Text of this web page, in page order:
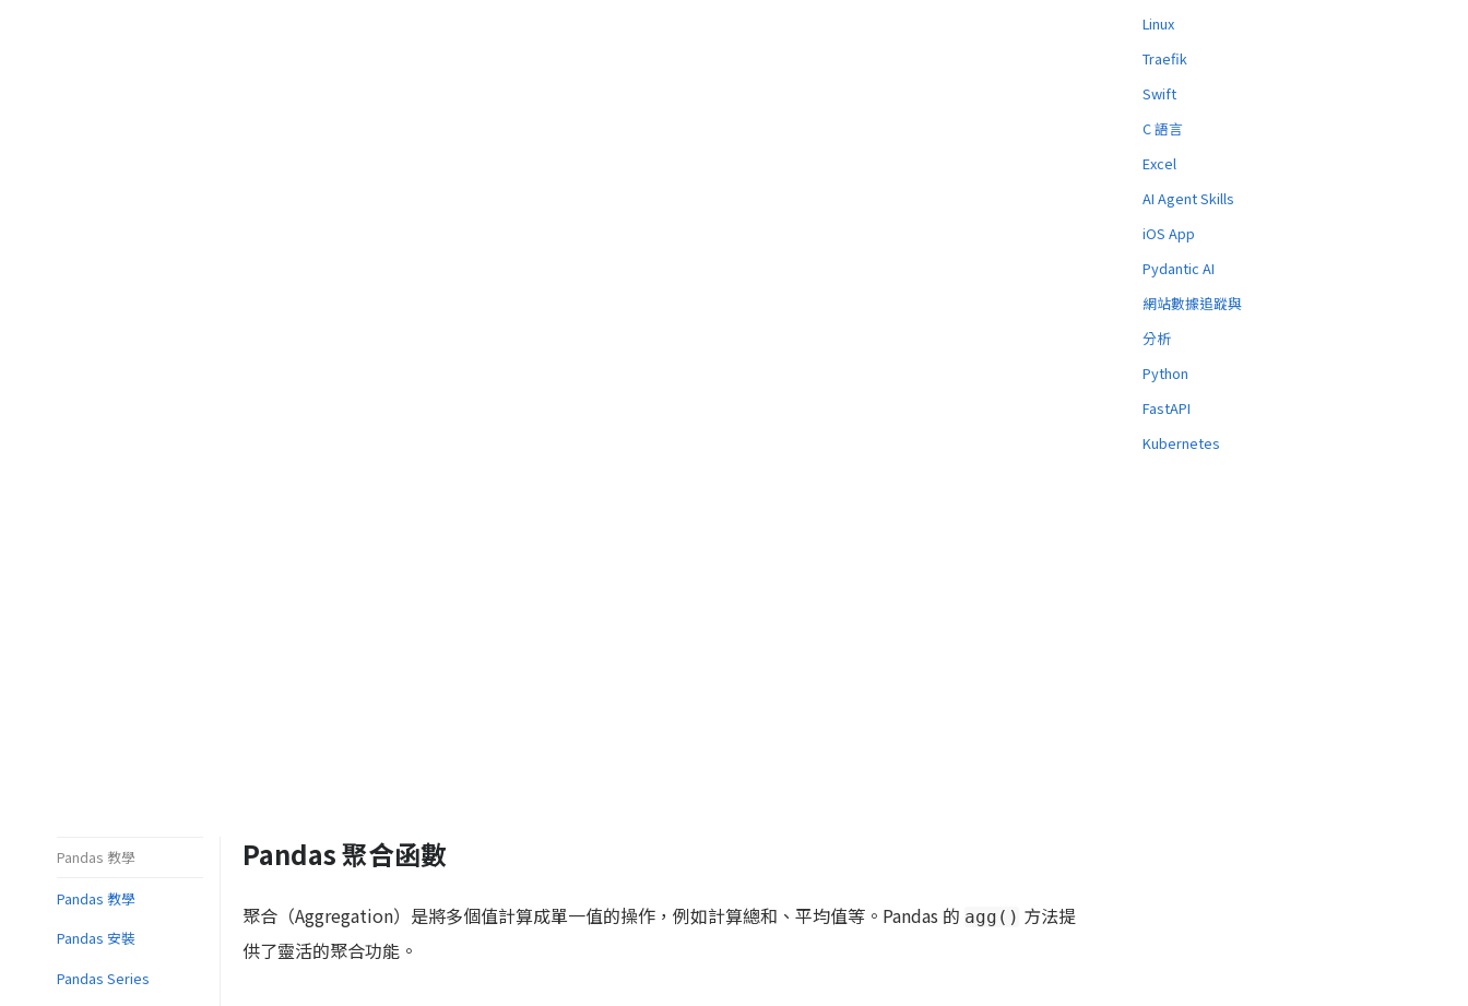
Linux
Traefik
Swift
C 語言
Excel
AI Agent Skills
iOS App
Pydantic AI
網站數據追蹤與
分析
Python
FastAPI
Kubernetes
Pandas 聚合函數
聚合（Aggregation）是將多個值計算成單一值的操作，例如計算總和、平均值等。Pandas 的 agg() 方法提
供了靈活的聚合功能。
Pandas 教學
Pandas 教學
Pandas 安裝
Pandas Series